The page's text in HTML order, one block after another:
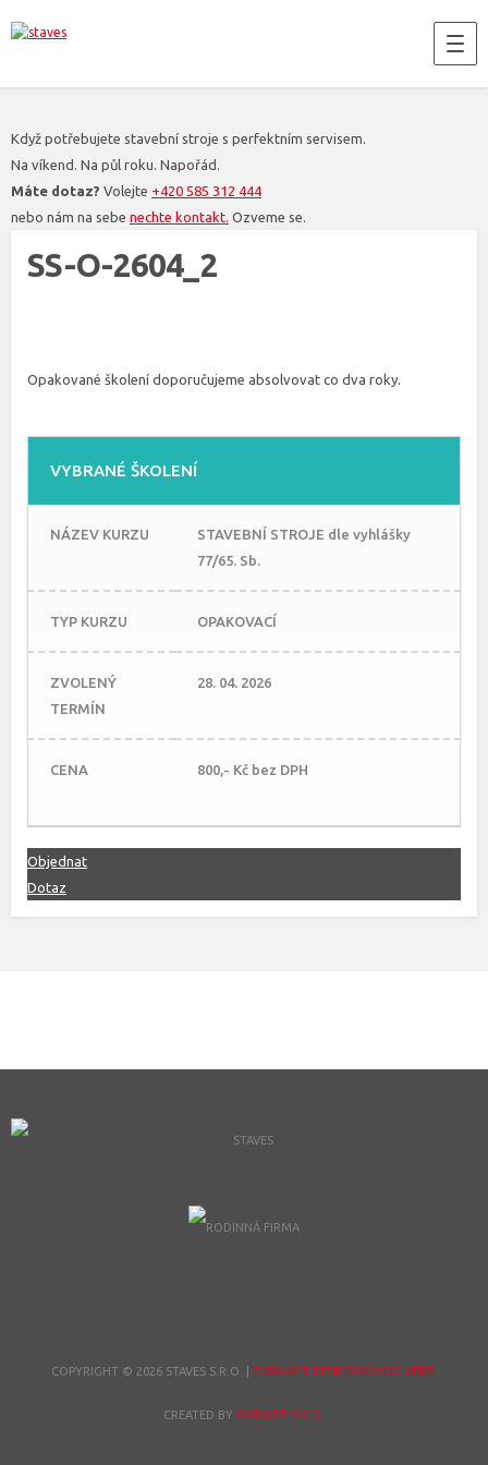
Když potřebujete stavební stroje s perfektním servisem.
Na víkend. Na půl roku. Napořád.
Máte dotaz? Volejte +420 585 312 444
nebo nám na sebe nechte kontakt. Ozveme se.
SS-O-2604_2
Opakované školení doporučujeme absolvovat co dva roky.
VYBRANÉ ŠKOLENÍ
NÁZEV KURZU
STAVEBNÍ STROJE dle vyhlášky
77/65. Sb.
TYP KURZU OPAKOVACÍ
ZVOLENÝ
TERMÍN
28. 04. 2026
CENA 800,- Kč bez DPH
Objednat
Dotaz
COPYRIGHT © 2026 STAVES S.R.O. ZOBRAZIT DESKTOPOVOU VERZI
CREATED BY ORBINET S.R.O.